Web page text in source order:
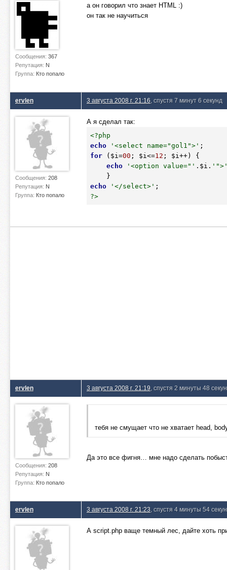
Сообщения: 367
Репутация: N
Группа: Кто попало
а он говорил что знает HTML :)
он так не научиться
ervlen
Сообщения: 208
Репутация: N
Группа: Кто попало
3 августа 2008 г. 21:16 , спустя 7 минут 6 секунд
А я сделал так:
<?php
echo
'<select name="gol1">'
for ( $i =00 ; $i <=12 ; $i ++) {
echo
'<option value="' . $i .
echo
'</select>'
?>
ervlen
Сообщения: 208
Репутация: N
Группа: Кто попало
3 августа 2008 г. 21:19 , спустя 2 минуты 48
тебя не смущает что не хватает head,
Да это все фигня… мне надо сделать
ervlen 3 августа 2008 г. 21:23 , спустя 4 минуты 54
А script.php ваще темный лес, дайте хоть